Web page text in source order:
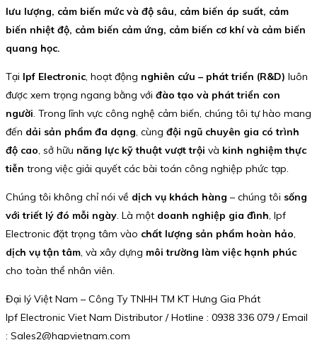
lưu lượng, cảm biến mức và độ sâu, cảm biến áp suất, cảm
biến nhiệt độ, cảm biến cảm ứng, cảm biến cơ khí và cảm biến
quang học.
Tại Ipf Electronic, hoạt động nghiên cứu – phát triển (R&D) luôn
được xem trọng ngang bằng với đào tạo và phát triển con
người. Trong lĩnh vực công nghệ cảm biến, chúng tôi tự hào mang
đến dải sản phẩm đa dạng, cùng đội ngũ chuyên gia có trình
độ cao, sở hữu năng lực kỹ thuật vượt trội và kinh nghiệm thực
tiễn trong việc giải quyết các bài toán công nghiệp phức tạp.
Chúng tôi không chỉ nói về dịch vụ khách hàng – chúng tôi sống
với triết lý đó mỗi ngày. Là một doanh nghiệp gia đình, Ipf
Electronic đặt trọng tâm vào chất lượng sản phẩm hoàn hảo,
dịch vụ tận tâm, và xây dựng môi trường làm việc hạnh phúc
cho toàn thể nhân viên.
Đại lý Việt Nam – Công Ty TNHH TM KT Hưng Gia Phát
Ipf Electronic Viet Nam Distributor / Hotline : 0938 336 079 / Email
: Sales2@hgpvietnam.com